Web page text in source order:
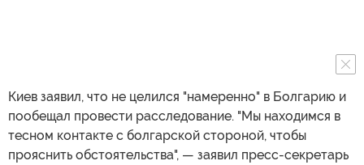
Киев заявил, что не целился "намеренно" в Болгарию и
пообещал провести расследование. "Мы находимся в
тесном контакте с болгарской стороной, чтобы
прояснить обстоятельства", — заявил пресс-секретарь